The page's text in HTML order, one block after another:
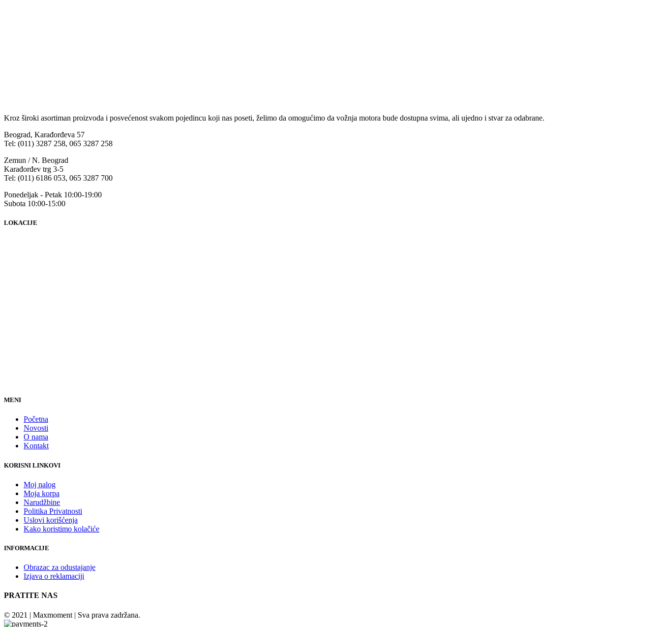
Kroz široki asortiman proizvoda i posvećenost svakom pojedincu koji nas poseti, želimo da omogućimo da vožnja motora bude dostupna svima, ali ujedno i stvar za odabrane.
Beograd, Karađorđeva 57
Tel: (011) 3287 258, 065 3287 258
Zemun / N. Beograd
Karađorđev trg 3-5
Tel: (011) 6186 053, 065 3287 700
Ponedeljak - Petak 10:00-19:00
Subota 10:00-15:00
LOKACIJE
MENI
Početna
Novosti
O nama
Kontakt
KORISNI LINKOVI
Moj nalog
Moja korpa
Narudžbine
Politika Privatnosti
Uslovi korišćenja
Kako koristimo kolačiće
INFORMACIJE
Obrazac za odustajanje
Izjava o reklamaciji
PRATITE NAS
© 2021 | Maxmoment | Sva prava zadržana.